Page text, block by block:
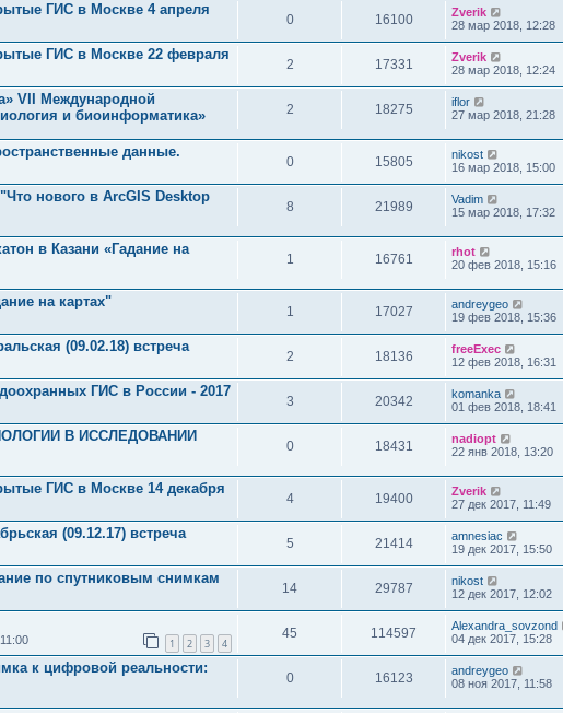
ГИС в Москве 4 апреля
0 16100
Zverik
28 мар 2018, 12:28
ГИС в Москве 22 февраля
2 17331
Zverik
28 мар 2018, 12:24
VII Международной
и биоинформатика»
2 18275
iflor
27 мар 2018, 21:28
данные.
0 15805
nikost
16 мар 2018, 15:00
нового в ArcGIS Desktop
8 21989
Vadim
15 мар 2018, 17:32
в Казани «Гадание на
1 16761
rhot
20 фев 2018, 15:16
на картах"
1 17027
andreygeo
19 фев 2018, 15:36
(09.02.18) встреча
2 18136
freeExec
12 фев 2018, 16:31
ГИС в России - 2017
3 20342
komanka
01 фев 2018, 18:41
В ИССЛЕДОВАНИИ
0 18431
nadiopt
22 янв 2018, 13:20
ГИС в Москве 14 декабря
4 19400
Zverik
27 дек 2017, 11:49
(09.12.17) встреча
5 21414
amnesiac
19 дек 2017, 15:50
по спутниковым снимкам
14 29787
nikost
12 дек 2017, 12:02
1 2 3 4
45 114597
Alexandra_sovzond
04 дек 2017, 15:28
к цифровой реальности:
0 16123
andreygeo
08 ноя 2017, 11:58